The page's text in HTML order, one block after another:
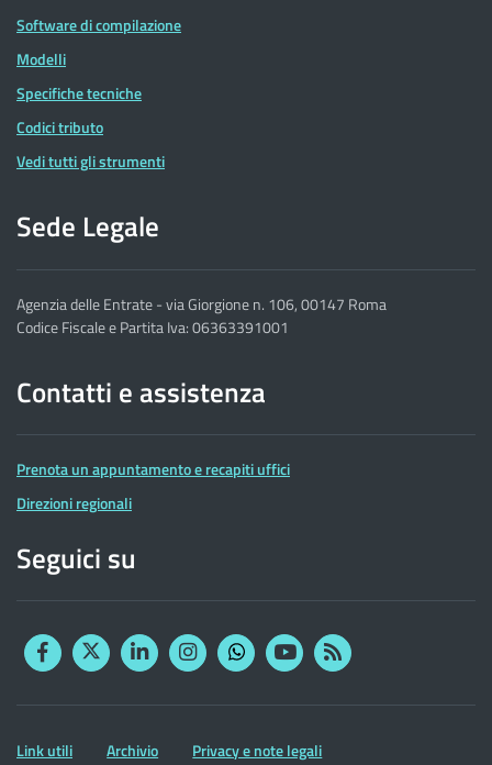
Software di compilazione
Modelli
Specifiche tecniche
Codici tributo
Vedi tutti gli strumenti
Sede Legale
Agenzia delle Entrate - via Giorgione n. 106, 00147 Roma
Codice Fiscale e Partita Iva: 06363391001
Contatti e assistenza
Prenota un appuntamento e recapiti uffici
Direzioni regionali
Seguici su
FacebookTwitterLinkedinInstagram
YouTubeRSS
Altre
Link utili Archivio Privacy e note legali